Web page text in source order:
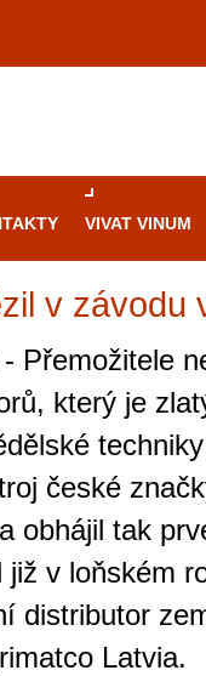
VIVAT VINUM
v závodu
- Přemožitele
který je
české
obhájil tak
již v loňském
distributor
Latvia.
Průvodce
Brně: Od
automaty
Brno je
zajímavé
restaurace,
kde si
hry. V
nabídku her
pravidelné